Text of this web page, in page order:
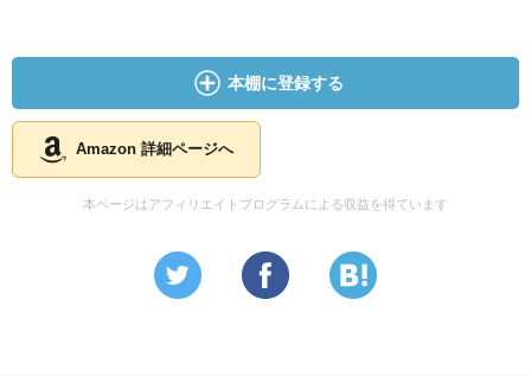
本棚に登録する
Amazon 詳細ページへ
本ページはアフィリエイトプログラムによる収益を得ています